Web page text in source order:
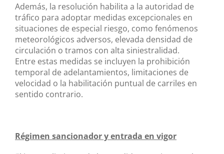
Además, la resolución habilita a la autoridad de
tráfico para adoptar medidas excepcionales en
situaciones de especial riesgo, como fenómenos
meteorológicos adversos, elevada densidad de
circulación o tramos con alta siniestralidad.
Entre estas medidas se incluyen la prohibición
temporal de adelantamientos, limitaciones de
velocidad o la habilitación puntual de carriles en
sentido contrario.
Régimen sancionador y entrada en vigor